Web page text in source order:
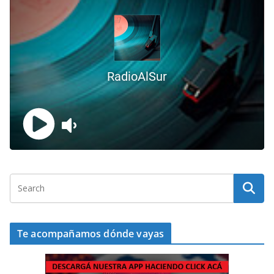
Te acompañamos dónde vayas